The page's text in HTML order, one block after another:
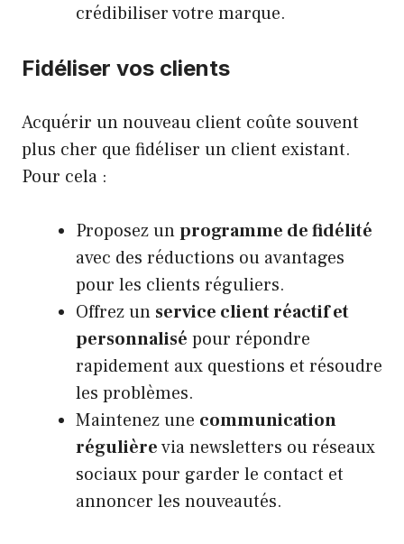
crédibiliser votre marque.
Fidéliser vos clients
Acquérir un nouveau client coûte souvent
plus cher que fidéliser un client existant.
Pour cela :
Proposez unprogramme de fidélité
avec des réductions ou avantages
pour les clients réguliers.
Offrez un service client réactif et
personnalisé pour répondre
rapidement aux questions et résoudre
les problèmes.
Maintenez une communication
régulièrevia newsletters ou réseaux
sociaux pour garder le contact et
annoncer les nouveautés.